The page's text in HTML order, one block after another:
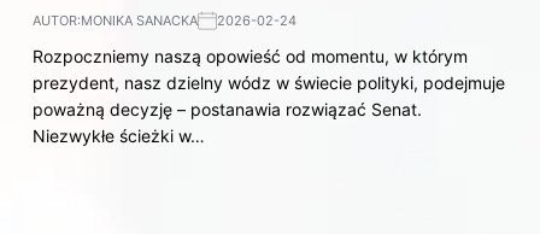
AUTOR:MONIKA SANACKA 2026-02-24
Rozpoczniemy naszą opowieść od momentu, w którym
prezydent, nasz dzielny wódz w świecie polityki, podejmuje
poważną decyzję – postanawia rozwiązać Senat.
Niezwykłe ścieżki w…